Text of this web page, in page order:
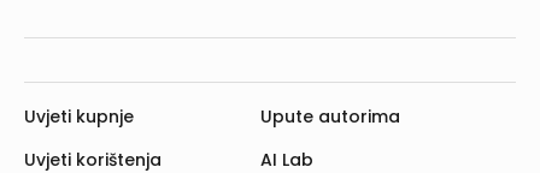
Uvjeti kupnje
Uvjeti korištenja
Upute autorima
AI Lab